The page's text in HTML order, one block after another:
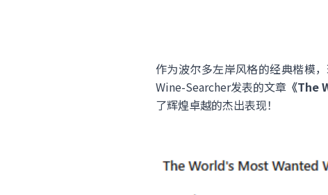
作为波尔多左岸风格的经典楷模
Wine-Searcher发表的文章 《The
了辉煌卓越的杰出表现！